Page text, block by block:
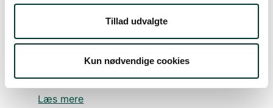
Tillad udvalgte
Kun nødvendige cookies
Google Maps
Blåbjerg Plantage
Blåbjerg Plantage
Læs mere